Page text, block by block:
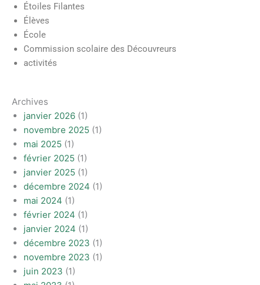
Étoiles Filantes
Élèves
École
Commission scolaire des Découvreurs
activités
Archives
janvier 2026 (1)
novembre 2025 (1)
mai 2025 (1)
février 2025 (1)
janvier 2025 (1)
décembre 2024 (1)
mai 2024 (1)
février 2024 (1)
janvier 2024 (1)
décembre 2023 (1)
novembre 2023 (1)
juin 2023 (1)